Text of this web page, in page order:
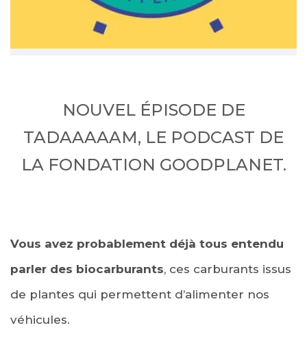
NOUVEL ÉPISODE DE
TADAAAAAM, LE PODCAST DE
LA FONDATION GOODPLANET.
Vous avez probablement déjà tous entendu
parler des biocarburants, ces carburants issus
de plantes qui permettent d’alimenter nos
véhicules.